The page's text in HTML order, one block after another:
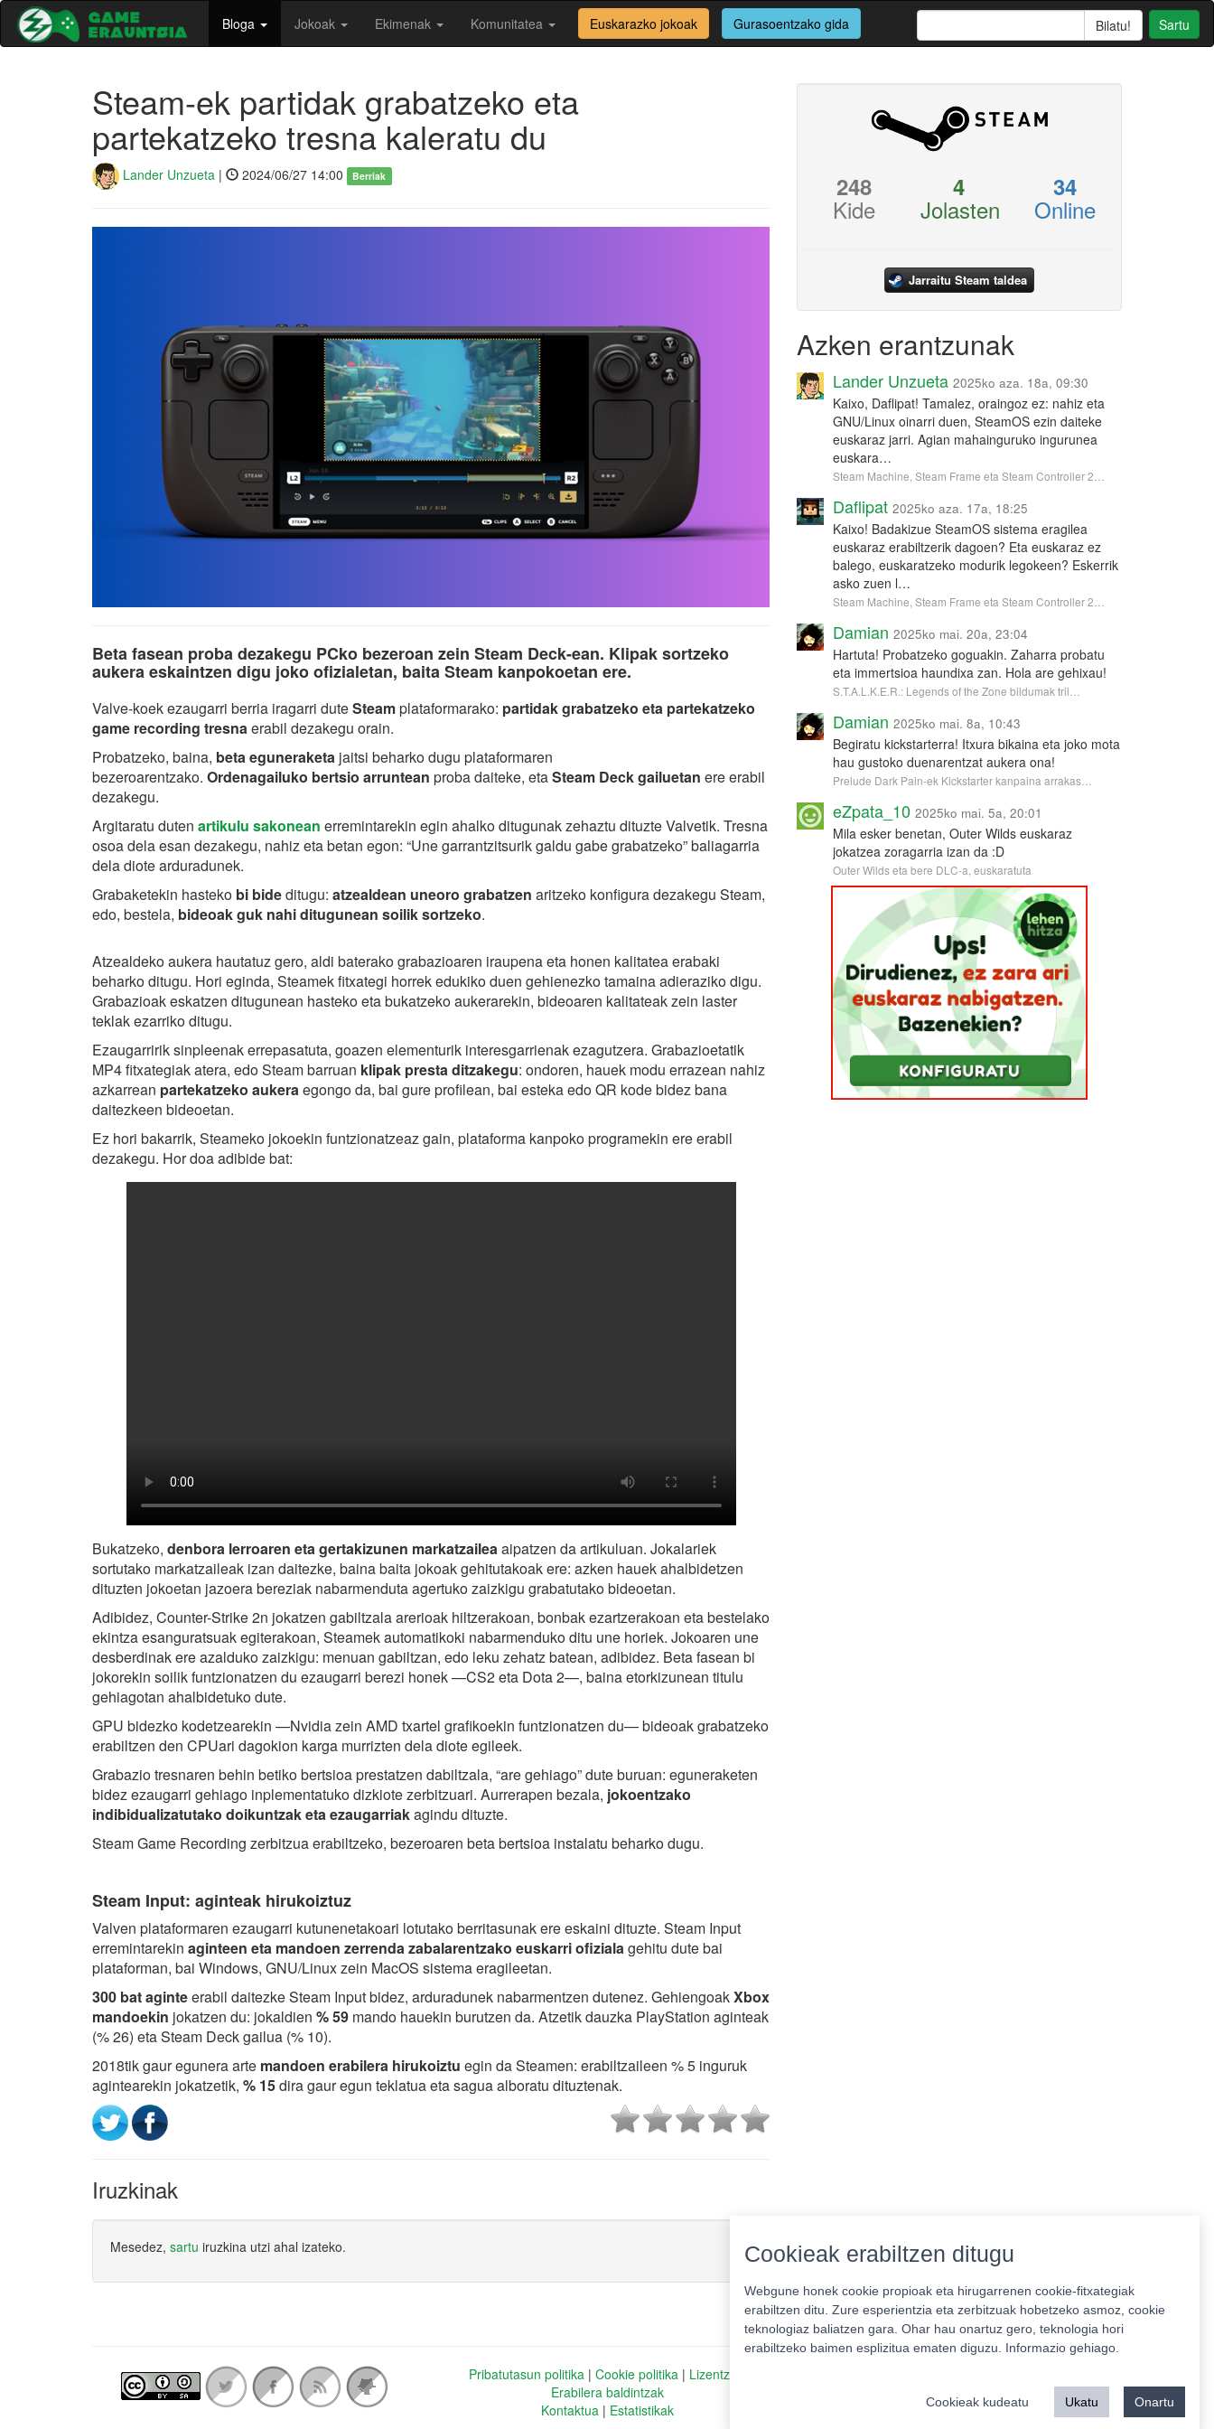
Bloga Jokoak Ekimenak Komunitatea Euskarazko jokoak Gurasoentzako gida Sartu
Steam-ek partidak grabatzeko eta
partekatzeko tresna kaleratu du
Lander Unzueta | 2024/06/27 14:00 Berriak
Beta fasean proba dezakegu PCko bezeroan zein Steam Deck-ean. Klipak sortzeko
aukera eskaintzen digu joko ofizialetan, baita Steam kanpokoetan ere.
Valve-koek ezaugarri berria iragarri duteSteamplataformarako: partidak grabatzeko eta partekatzeko
game recording tresnaerabil dezakegu orain.
Probatzeko, baina, beta eguneraketa jaitsi beharko dugu plataformaren
bezeroarentzako. Ordenagailuko bertsio arruntean proba daiteke, etaSteam Deck gailuetan ere erabil
dezakegu.
Argitaratu duten artikulu sakonean erremintarekin egin ahalko ditugunak zehaztu dituzte Valvetik. Tresna
osoa dela esan dezakegu, nahiz eta betan egon: “Une garrantzitsurik galdu gabe grabatzeko” baliagarria
dela diote arduradunek.
Grabaketekin hasteko bi bideditugu: atzealdean uneoro grabatzen aritzeko konfigura dezakegu Steam,
edo, bestela, bideoak guk nahi ditugunean soilik sortzeko.
Atzealdeko aukera hautatuz gero, aldi baterako grabazioaren iraupena eta honen kalitatea erabaki
beharko ditugu. Hori eginda, Steamek fitxategi horrek edukiko duen gehienezko tamaina adieraziko digu.
Grabazioak eskatzen ditugunean hasteko eta bukatzeko aukerarekin, bideoaren kalitateak zein laster
teklak ezarriko ditugu.
Ezaugarririk sinpleenak errepasatuta, goazen elementurik interesgarrienak ezagutzera. Grabazioetatik
MP4 fitxategiak atera, edo Steam barruan klipak presta ditzakegu: ondoren, hauek modu errazean nahiz
azkarrean partekatzeko aukeraegongo da, bai gure profilean, bai esteka edo QR kode bidez bana
daitezkeen bideoetan.
Ez hori bakarrik, Steameko jokoekin funtzionatzeaz gain, plataforma kanpoko programekin ere erabil
dezakegu. Hor doa adibide bat:
Bukatzeko, denbora lerroaren eta gertakizunen markatzaileaaipatzen da artikuluan. Jokalariek
sortutako markatzaileak izan daitezke, baina baita jokoak gehitutakoak ere: azken hauek ahalbidetzen
dituzten jokoetan jazoera bereziak nabarmenduta agertuko zaizkigu grabatutako bideoetan.
Adibidez, Counter-Strike 2n jokatzen gabiltzala arerioak hiltzerakoan, bonbak ezartzerakoan eta bestelako
ekintza esanguratsuak egiterakoan, Steamek automatikoki nabarmenduko ditu une horiek. Jokoaren une
desberdinak ere azalduko zaizkigu: menuan gabiltzan, edo leku zehatz batean, adibidez. Beta fasean bi
jokorekin soilik funtzionatzen du ezaugarri berezi honek —CS2 eta Dota 2—, baina etorkizunean titulu
gehiagotan ahalbidetuko dute.
GPU bidezko kodetzearekin —Nvidia zein AMD txartel grafikoekin funtzionatzen du— bideoak grabatzeko
erabiltzen den CPUari dagokion karga murrizten dela diote egileek.
Grabazio tresnaren behin betiko bertsioa prestatzen dabiltzala, “are gehiago” dute buruan: eguneraketen
bidez ezaugarri gehiago inplementatuko dizkiote zerbitzuari. Aurrerapen bezala, jokoentzako
indibidualizatutako doikuntzak eta ezaugarriakagindu dituzte.
Steam Game Recording zerbitzua erabiltzeko, bezeroaren beta bertsioa instalatu beharko dugu.
Steam Input: aginteak hirukoiztuz
Valven plataformaren ezaugarri kutunenetakoari lotutako berritasunak ere eskaini dituzte. Steam Input
erremintarekin aginteen eta mandoen zerrenda zabalarentzako euskarri ofizialagehitu dute bai
plataforman, bai Windows, GNU/Linux zein MacOS sistema eragileetan.
300 bat aginteerabil daitezke Steam Input bidez, arduradunek nabarmentzen dutenez. GehiengoakXbox
mandoekin jokatzen du: jokaldien % 59 mando hauekin burutzen da. Atzetik dauzka PlayStation aginteak
(% 26) eta Steam Deck gailua (% 10).
2018tik gaur egunera arte mandoen erabilera hirukoiztu egin da Steamen: erabiltzaileen % 5 inguruk
agintearekin jokatzetik, % 15dira gaur egun teklatua eta sagua alboratu dituztenak.
Iruzkinak
Mesedez, sartu iruzkina utzi ahal izateko.
248
Kide
4
Jolasten
34
Online
Jarraitu Steam taldea
Azken erantzunak
Lander Unzueta 2025ko aza. 18a, 09:30
Kaixo, Daflipat! Tamalez, oraingoz ez: nahiz eta
GNU/Linux oinarri duen, SteamOS ezin daiteke
euskaraz jarri. Agian mahainguruko ingurunea
euskara…
Steam Machine, Steam Frame eta Steam Controller 2…
Daflipat 2025ko aza. 17a, 18:25
Kaixo! Badakizue SteamOS sistema eragilea
euskaraz erabiltzerik dagoen? Eta euskaraz ez
balego, euskaratzeko modurik legokeen? Eskerrik
asko zuen l…
Steam Machine, Steam Frame eta Steam Controller 2…
Damian 2025ko mai. 20a, 23:04
Hartuta! Probatzeko goguakin. Zaharra probatu
eta immertsioa haundixa zan. Hola are gehixau!
S.T.A.L.K.E.R.: Legends of the Zone bildumak tril…
Damian 2025ko mai. 8a, 10:43
Begiratu kickstarterra! Itxura bikaina eta joko mota
hau gustoko duenarentzat aukera ona!
Prelude Dark Pain-ek Kickstarter kanpaina arrakas…
eZpata_10 2025ko mai. 5a, 20:01
Mila esker benetan, Outer Wilds euskaraz
jokatzea zoragarria izan da :D
Outer Wilds eta bere DLC-a, euskaratuta
Pribatutasun politika | Cookie politika | Lizentziak
Erabilera baldintzak
Kontaktua | Estatistikak
Cookieak erabiltzen ditugu
Webgune honek cookie propioak eta hirugarrenen cookie-fitxategiak
erabiltzen ditu. Zure esperientzia eta zerbitzuak hobetzeko asmoz, cookie
teknologiaz baliatzen gara. Ohar hau onartuz gero, teknologia hori
erabiltzeko baimen esplizitua ematen diguzu. Informazio gehiago.
Cookieak kudeatu Ukatu Onartu